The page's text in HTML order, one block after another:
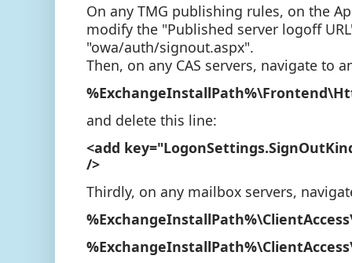
On any TMG publishing rules, on the
modify the "Published server logoff
"owa/auth/signout.aspx".
Then, on any CAS servers, navigate to
and delete this line:
<add
/>
Thirdly, on any mailbox servers,